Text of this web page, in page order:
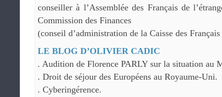
conseiller à l’Assemblée des Français de
Commission des Finances
(conseil d’administration de la Caisse des
LE BLOG D’OLIVIER CADIC
. Audition de Florence PARLY sur la situation au
. Droit de séjour des Européens au Royaume-Uni.
. Cyberingérence.